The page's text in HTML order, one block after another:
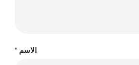
الاسم *